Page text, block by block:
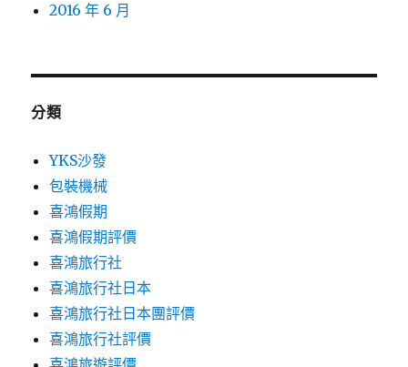
2016 年 6 月
分類
YKS沙發
包裝機械
喜鴻假期
喜鴻假期評價
喜鴻旅行社
喜鴻旅行社日本
喜鴻旅行社日本團評價
喜鴻旅行社評價